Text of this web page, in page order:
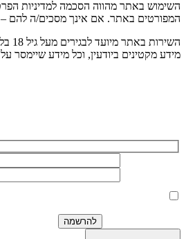
השימוש באתר מהווה הסכמה למדיניות
המפורטים באתר. אם אינך מסכים/ה להם
מידע מקטינים ביודעין, וכל מידע שיימסר על